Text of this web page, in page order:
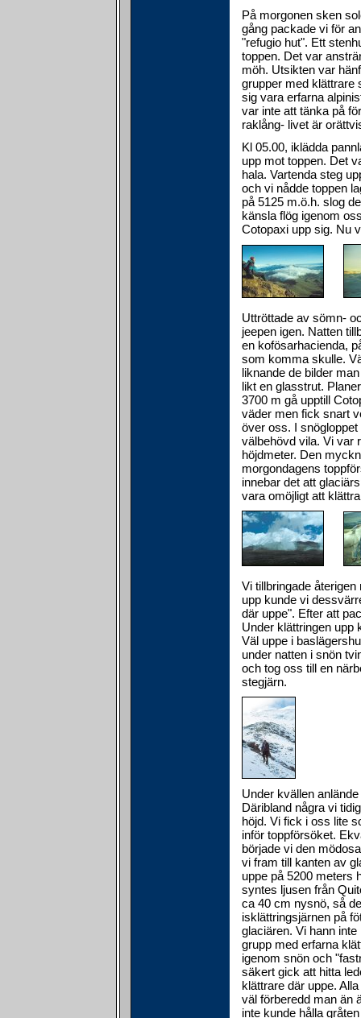
På morgonen sken
gång packade vi för
"refugio hut". Ett
toppen. Det var
möh. Utsikten var
grupper med klättrare
sig vara erfarna
var inte att tänka på
raklång- livet är
Kl 05.00, iklädda
upp mot toppen. Det
hala. Vartenda steg
och vi nådde toppen
på 5125 m.ö.h. slog
känsla flög igenom
Cotopaxi upp sig. Nu
Uttröttade av sömn-
jeepen igen. Natten
en kofösarhacienda,
som komma skulle.
liknande de bilder
likt en glasstrut.
3700 m gå upptill
väder men fick snart
över oss. I
välbehövd vila. Vi var
höjdmeter. Den
morgondagens
innebar det att
vara omöjligt att
Vi tillbringade
upp kunde vi
där uppe". Efter att
Under klättringen upp
Väl uppe i
under natten i snön
och tog oss till en
stegjärn.
Under kvällen
Däribland några vi
höjd. Vi fick i oss lite
inför toppförsöket.
började vi den
vi fram till kanten av
uppe på 5200 meters
syntes ljusen från
ca 40 cm nysnö, så
isklättringsjärnen på
glaciären. Vi hann
grupp med erfarna
igenom snön och
säkert gick att hitta
klättrare där uppe.
väl förberedd man än
inte kunde hålla